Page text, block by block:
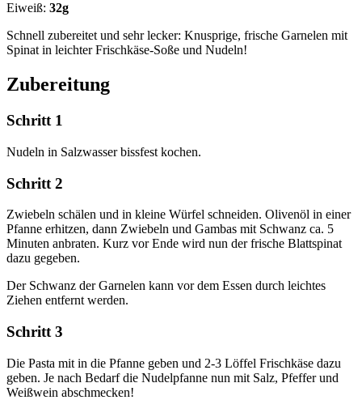
Eiweiß: 32g
Schnell zubereitet und sehr lecker: Knusprige, frische Garnelen mit
Spinat in leichter Frischkäse-Soße und Nudeln!
Zubereitung
Schritt 1
Nudeln in Salzwasser bissfest kochen.
Schritt 2
Zwiebeln schälen und in kleine Würfel schneiden. Olivenöl in einer
Pfanne erhitzen, dann Zwiebeln und Gambas mit Schwanz ca. 5
Minuten anbraten. Kurz vor Ende wird nun der frische Blattspinat
dazu gegeben.
Der Schwanz der Garnelen kann vor dem Essen durch leichtes
Ziehen entfernt werden.
Schritt 3
Die Pasta mit in die Pfanne geben und 2-3 Löffel Frischkäse dazu
geben. Je nach Bedarf die Nudelpfanne nun mit Salz, Pfeffer und
Weißwein abschmecken!